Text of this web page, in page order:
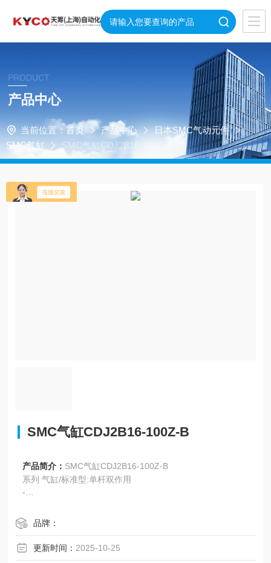
PRODUCT
产品中心
当前位置： 首页 产品中心
日本SMC气动元件
SMC气缸
SMC气缸CDJ2B16-100Z-B
SMC气缸CDJ2B16-100Z-B
产品简介： SMC气缸CDJ2B16-100Z-B
系列 气缸/标准型:单杆双作用
-
详细
●追加安装件：两侧脚座、无杆侧法兰
●磁性开关可操作性提高，易于调整位置
品牌：
更新时间： 2025-10-25